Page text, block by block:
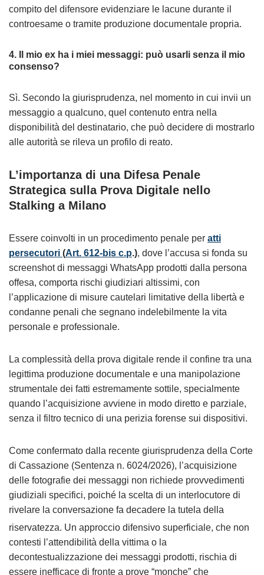
compito del difensore evidenziare le lacune durante il
controesame o tramite produzione documentale propria.
4. Il mio ex ha i miei messaggi: può usarli senza il mio
consenso?
Sì. Secondo la giurisprudenza, nel momento in cui invii un
messaggio a qualcuno, quel contenuto entra nella
disponibilità del destinatario, che può decidere di mostrarlo
alle autorità se rileva un profilo di reato.
L’importanza di una Difesa Penale
Strategica sulla Prova Digitale nello
Stalking a Milano
Essere coinvolti in un procedimento penale per atti
persecutori (Art. 612-bis c.p.), dove l’accusa si fonda su
screenshot di messaggi WhatsApp prodotti dalla persona
offesa, comporta rischi giudiziari altissimi, con
l’applicazione di misure cautelari limitative della libertà e
condanne penali che segnano indelebilmente la vita
personale e professionale.
La complessità della prova digitale rende il confine tra una
legittima produzione documentale e una manipolazione
strumentale dei fatti estremamente sottile, specialmente
quando l’acquisizione avviene in modo diretto e parziale,
senza il filtro tecnico di una perizia forense sui dispositivi.
Come confermato dalla recente giurisprudenza della Corte
di Cassazione (Sentenza n. 6024/2026), l’acquisizione
delle fotografie dei messaggi non richiede provvedimenti
giudiziali specifici, poiché la scelta di un interlocutore di
rivelare la conversazione fa decadere la tutela della
riservatezza. Un approccio difensivo superficiale, che non
contesti l’attendibilità della vittima o la
decontestualizzazione dei messaggi prodotti, rischia di
essere inefficace di fronte a prove “monche” che